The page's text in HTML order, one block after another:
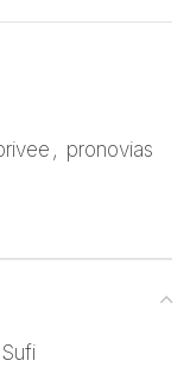
, pronovias